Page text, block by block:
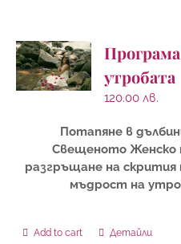
утробата
120.00лв.
Потапяне в
Свещеното Женско
разгръщане на скрития
мъдрост на
Add to cart Детайли